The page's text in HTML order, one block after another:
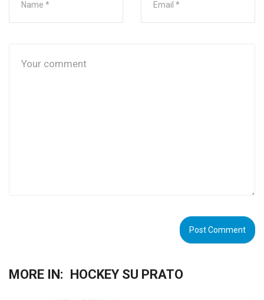
MORE IN: HOCKEY SU PRATO